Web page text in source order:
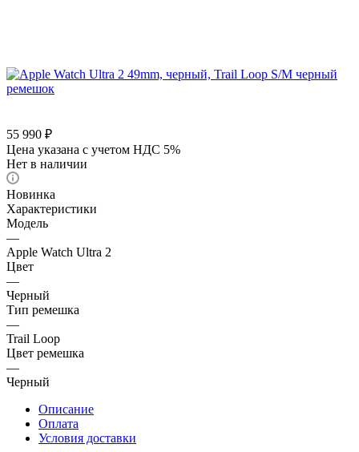
55 990 ₽
Цена указана с учетом НДС 5%
Нет в наличии
Новинка
Характеристики
Модель
—
Apple Watch Ultra 2
Цвет
—
Черный
Тип ремешка
—
Trail Loop
Цвет ремешка
—
Черный
Описание
Оплата
Условия доставки